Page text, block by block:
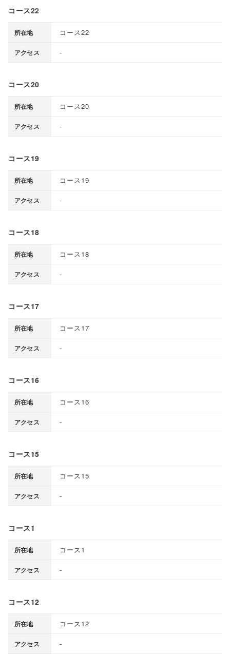
コース22
所在地 コース22
アクセス -
コース20
所在地 コース20
アクセス -
コース19
所在地 コース19
アクセス -
コース18
所在地 コース18
アクセス -
コース17
所在地 コース17
アクセス -
コース16
所在地 コース16
アクセス -
コース15
所在地 コース15
アクセス -
コース1
所在地 コース1
アクセス -
コース12
所在地 コース12
アクセス -